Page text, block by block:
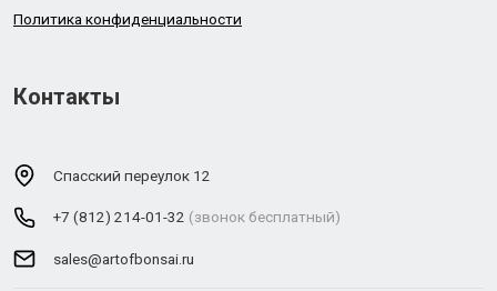
Политика конфиденциальности
Контакты
Спасский переулок 12
+7 (812) 214-01-32 (звонок бесплатный)
sales@artofbonsai.ru